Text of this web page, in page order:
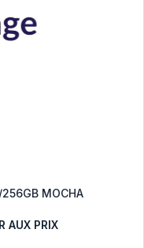
MOCHA
AUX PRIX